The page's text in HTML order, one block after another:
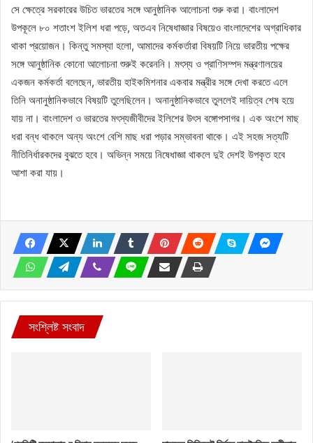
সে ক্ষেত্রে সরকারের উচিত ভারতের সঙ্গে আনুষ্ঠানিক আলোচনা শুরু করা। বাংলাদেশ
উপকূলে ৮০ শতাংশ ইলিশ ধরা পড়ে, অতএব নিষেধাজ্ঞার বিষয়েও বাংলাদেশের অগ্রাধিকার
থাকা প্রয়োজন। কিন্তু সমস্যা হলো, আমাদের কর্মকর্তারা বিষয়টি নিয়ে ভারতীয় পক্ষের
সঙ্গে আনুষ্ঠানিক কোনো আলোচনা শুরুই করেননি। মৎস্য ও প্রাণিসম্পদ মন্ত্রণালয়ের
একজন কর্মকর্তা বলেছেন, ভারতীয় হাইকমিশনার একবার মন্ত্রীর সঙ্গে দেখা করতে এলে
তিনি অনানুষ্ঠানিকভাবে বিষয়টি তুলেছিলেন। অনানুষ্ঠানিকভাবে তুললেই দায়িত্ব শেষ হয়ে
যায় না। বাংলাদেশ ও ভারতের মৎস্যজীবীদের ইলিশের উৎস বঙ্গোপসাগর। এক অংশে মাছ
ধরা বন্ধ থাকলে অন্য অংশে বেশি মাছ ধরা পড়ার সম্ভাবনা থাকে। এই সহজ সত্যটি
নীতিনির্ধারকদের বুঝতে হবে। অভিন্ন সময়ে নিষেধাজ্ঞা থাকলে দুই দেশই উপকৃত হবে
আশা করা যায়।
সংশ্লিষ্ট সংবাদ